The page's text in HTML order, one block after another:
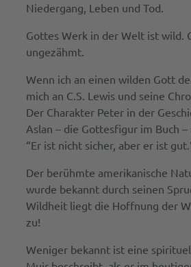
Niedergang, Leben und Tod.
Gottes Werk in der Welt ist wild.
ungezähmt.
Wenn ich an einen wilden Gott
mich an C.S. Lewis und seine
Der Charakter Peter in der
Aslan – die Gottesfigur im Buch
“Er ist nicht sicher, aber er ist
Der berühmte amerikanische
wurde bekannt durch seinen
Wildheit liegt die Hoffnung der
zu!
Weniger bekannt ist eine